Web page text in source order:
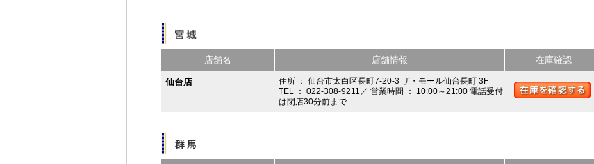
店舗名 店舗情報 在庫確認
仙台店
住所 ： 仙台市太白区長町7-20-3 ザ・モール仙台長町 3F
TEL ： 022-308-9211／ 営業時間 ： 10:00～21:00 電話受付
は閉店30分前まで